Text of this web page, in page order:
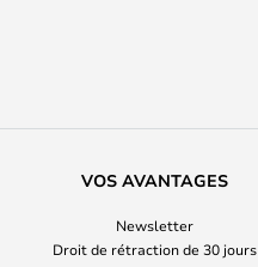
VOS AVANTAGES
Newsletter
Droit de rétraction de 30 jours